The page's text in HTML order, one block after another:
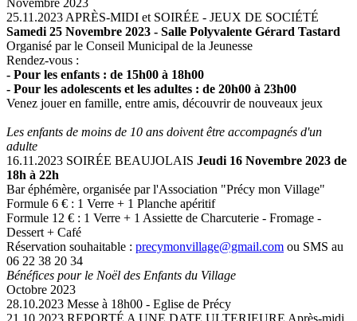
Novembre 2023
25.11.2023APRÈS-MIDI et SOIRÉE - JEUX DE SOCIÉTÉ
Samedi 25 Novembre 2023 - Salle Polyvalente Gérard Tastard
Organisé par le Conseil Municipal de la Jeunesse
Rendez-vous :
- Pour les enfants : de 15h00 à 18h00
- Pour les adolescents et les adultes : de 20h00 à 23h00
Venez jouer en famille, entre amis, découvrir de nouveaux jeux
Les enfants de moins de 10 ans doivent être accompagnés d'un
adulte
16.11.2023 SOIRÉE BEAUJOLAIS Jeudi 16 Novembre 2023 de
18h à 22h
Bar éphémère, organisée par l'Association "Précy mon Village"
Formule 6 € : 1 Verre + 1 Planche apéritif
Formule 12 € : 1 Verre + 1 Assiette de Charcuterie - Fromage -
Dessert + Café
Réservation souhaitable : precymonvillage@gmail.com ou SMS au
06 22 38 20 34
Bénéfices pour le Noël des Enfants du Village
Octobre 2023
28.10.2023 Messe à 18h00 - Eglise de Précy